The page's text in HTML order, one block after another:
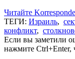
Читайте
ТЕГИ: Израиль,
конфликт,
Если вы заметили
нажмите Ctrl+Enter,